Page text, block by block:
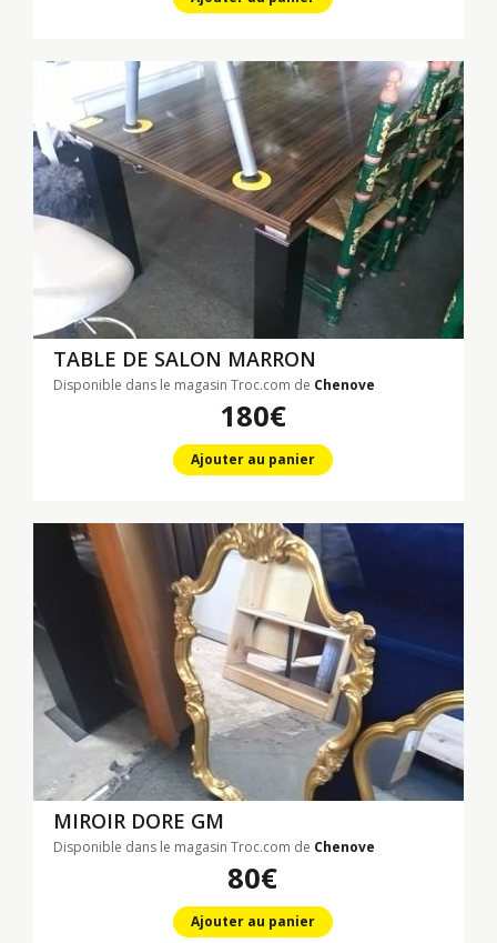
TABLE DE SALON MARRON
Disponible dans le magasin Troc.com de Chenove
180€
Ajouter au panier
MIROIR DORE GM
Disponible dans le magasin Troc.com de Chenove
80€
Ajouter au panier